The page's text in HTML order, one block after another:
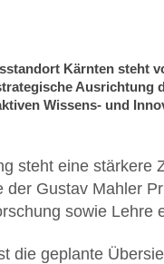
Kärnten steht
Ausrichtung
Wissens- und
steht eine
der Gustav Mahler
sowie Lehre
die geplante